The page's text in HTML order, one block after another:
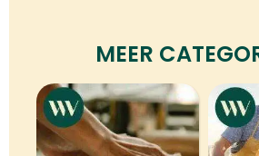
MEER